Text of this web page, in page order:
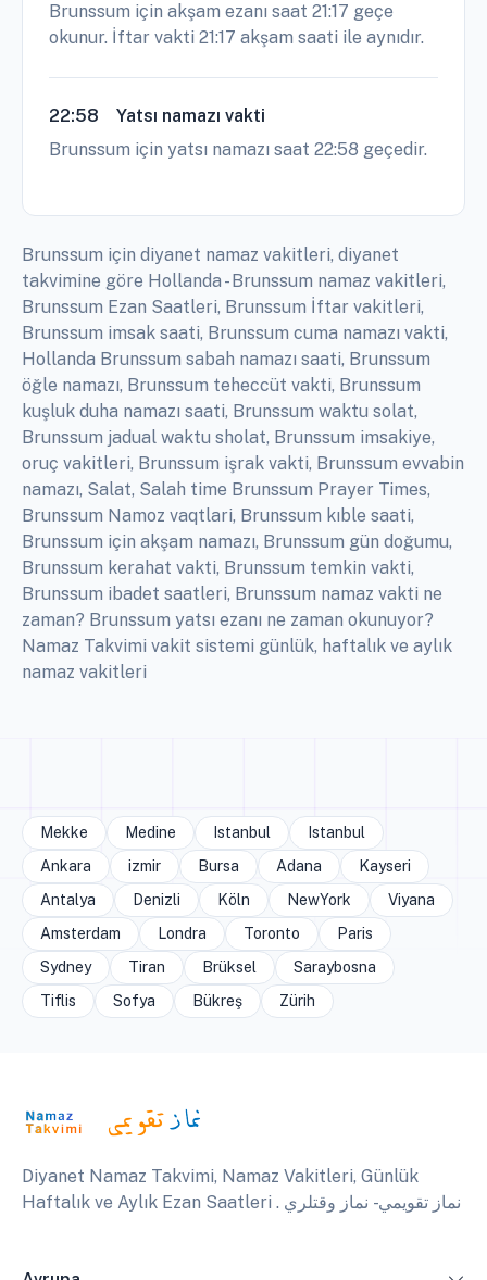
Brunssum için akşam ezanı saat 21:17 geçe
okunur. İftar vakti 21:17 akşam saati ile aynıdır.
22:58
Yatsı namazı vakti
Brunssum için yatsı namazı saat 22:58 geçedir.
Brunssum için diyanet namaz vakitleri, diyanet
takvimine göre Hollanda - Brunssum namaz vakitleri,
Brunssum Ezan Saatleri, Brunssum İftar vakitleri,
Brunssum imsak saati, Brunssum cuma namazı vakti,
Hollanda Brunssum sabah namazı saati, Brunssum
öğle namazı, Brunssum teheccüt vakti, Brunssum
kuşluk duha namazı saati, Brunssum waktu solat,
Brunssum jadual waktu sholat, Brunssum imsakiye,
oruç vakitleri, Brunssum işrak vakti, Brunssum evvabin
namazı, Salat, Salah time Brunssum Prayer Times,
Brunssum Namoz vaqtlari, Brunssum kıble saati,
Brunssum için akşam namazı, Brunssum gün doğumu,
Brunssum kerahat vakti, Brunssum temkin vakti,
Brunssum ibadet saatleri, Brunssum namaz vakti ne
zaman? Brunssum yatsı ezanı ne zaman okunuyor?
Namaz Takvimi vakit sistemi günlük, haftalık ve aylık
namaz vakitleri
Mekke Medine Istanbul
Istanbul
Ankara
izmir Bursa Adana
Kayseri
Antalya
Denizli Köln NewYork
Viyana
Amsterdam
Londra Toronto
Paris
Sydney
Tiran Brüksel
Saraybosna
Tiflis
Sofya Bükreş Zürih
Diyanet Namaz Takvimi, Namaz Vakitleri, Günlük
Haftalık ve Aylık Ezan Saatleri . نماز تقويمي - نماز وقتلري